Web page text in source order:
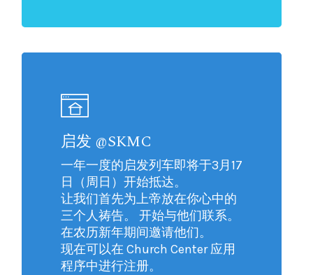
启发 @SKMC
一年一度的启发列车即将于3月17
日（周日）开始抵达。
让我们首先为上帝放在你心中的
三个人祷告。 开始与他们联系。
在农历新年期间邀请他们。
现在可以在 Church Center 应用
程序中进行注册。